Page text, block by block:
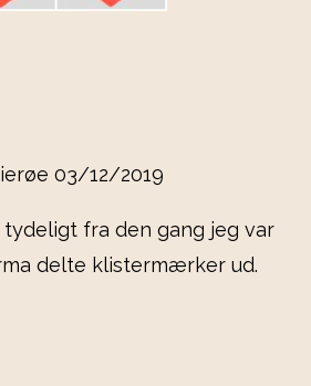
03/12/2019
fra den gang jeg var
delte klistermærker ud.